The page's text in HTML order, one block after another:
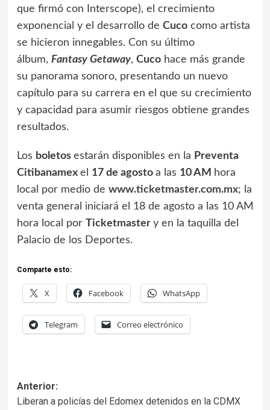
que firmó con Interscope), el crecimiento
exponencial y el desarrollo de Cucocomo artista
se hicieron innegables. Con su último
álbum, Fantasy Getaway, Cucohace más grande
su panorama sonoro, presentando un nuevo
capítulo para su carrera en el que su crecimiento
y capacidad para asumir riesgos obtiene grandes
resultados.
Los boletos estarán disponibles en la Preventa
Citibanamex el 17 de agosto a las 10 AM hora
local por medio de www.ticketmaster.com.mx; la
venta general iniciará el 18 de agosto a las 10 AM
hora local por Ticketmaster y en la taquilla del
Palacio de los Deportes.
Comparte esto:
X Facebook WhatsApp
Telegram Correo electrónico
Anterior:
Liberan a policías del Edomex detenidos en la CDMX